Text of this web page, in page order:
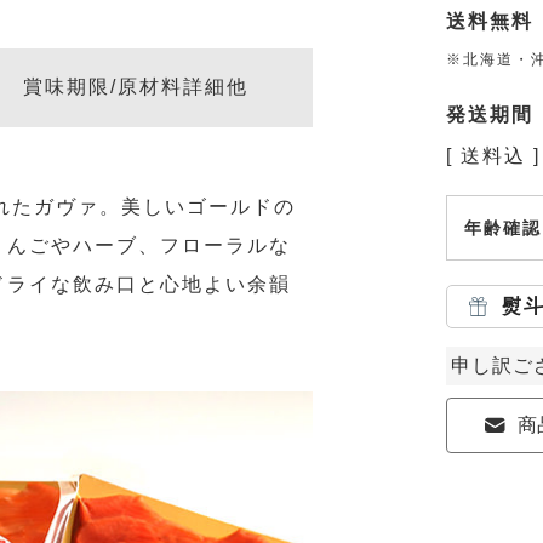
送料無料
※北海道・
発送期間
送料込
年齢確認
熨
申し訳ご
商
賞味期限/原材料詳細他
ガヴァ。美しいゴールドの
ごやハーブ、フローラルな
イな飲み口と心地よい余韻